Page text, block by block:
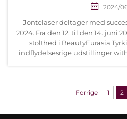
2024/
Jontelaser deltager med
2024. Fra den 12. til den 14. juni
stolthed i BeautyEurasia
indflydelsesrige udstillinger
Forrige 1 2